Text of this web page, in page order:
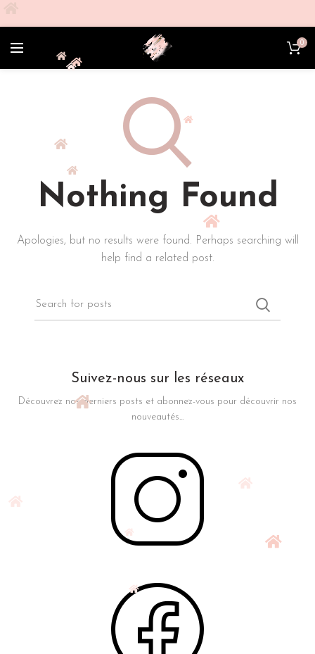
0
Nothing Found
Apologies, but no results were found. Perhaps searching will
help find a related post.
Suivez-nous sur les réseaux
Découvrez nos derniers posts et abonnez-vous pour découvrir nos
nouveautés...